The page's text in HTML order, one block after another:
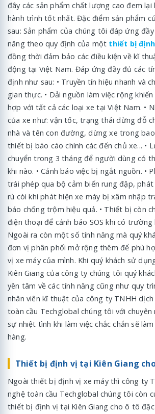
đây các sản phẩm chất lượng cao đem lại
hành trình tốt nhất. Đặc điểm sản phẩm
sau: Sản phẩm của chúng tôi đáp ứng
năng theo quy định của một thiết bị
đồng thời đảm bảo các điều kiện về kĩ
động tại Việt Nam. Đáp ứng đầy đủ các
định như sau: • Truyền tín hiệu nhanh và
gian thực. • Dải nguồn làm việc rộng
hợp với tất cả các loại xe tại Việt Nam. •
của xe như: vận tốc, trạng thái dừng đỗ
nhà và tên con đường, dừng xe trong
thiết bị báo cáo chính các đến chủ xe... •
chuyển trong 3 tháng để người dùng có
khi nào. • Cảnh báo việc bị ngắt nguồn. •
trái phép qua bộ cảm biến rung đập, phát
rú còi khi phát hiện xe máy bị xâm nhập
báo chống trộm hiệu quả. • Thiết bị còn
điện thoại để cảnh báo SOS khi có trường
Ngoài ra còn một số tính năng mà quý
đơn vị phân phối mở rộng thêm để phù
vị xe máy của mình. Khi quý khách sử
Kiên Giang của công ty chúng tôi quý
yên tâm về các tính năng cũng như quy
nhân viên kĩ thuật của công ty TNHH
toàn cầu Techglobal chúng tôi với chuyên
sự nhiệt tình khi làm việc chắc chắn sẽ
hàng.
Thiết bị định vị tại Kiên Giang
Ngoài thiết bị định vị xe máy thì công ty
nghệ toàn cầu Techglobal chúng tôi còn
thiết bị định vị tại Kiên Giang cho ô tô